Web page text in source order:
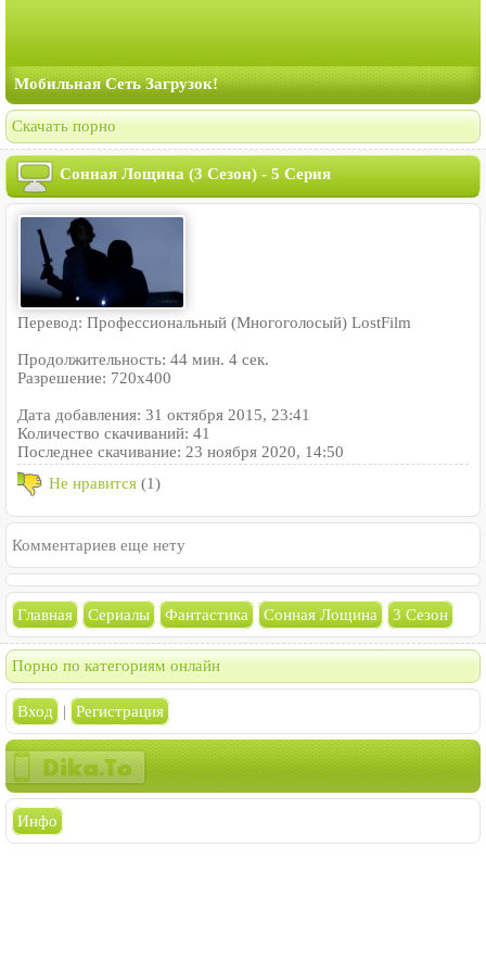
Мобильная Сеть Загрузок!
Скачать порно
Сонная Лощина (3 Сезон) - 5 Серия
Перевод: Профессиональный (Многоголосый) LostFilm
Продолжительность: 44 мин. 4 сек.
Разрешение: 720x400
Дата добавления: 31 октября 2015, 23:41
Количество скачиваний: 41
Последнее скачивание: 23 ноября 2020, 14:50
Не нравится (1)
Комментариев еще нету
Главная Сериалы Фантастика Сонная Лощина 3 Сезон
Порно по категориям онлайн
Вход | Регистрация
Инфо